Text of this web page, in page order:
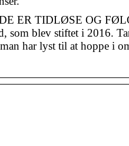
ER TIDLØSE OG
som blev stiftet i 2016.
har lyst til at hoppe i